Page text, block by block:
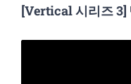
[Vertical 시리즈 3]